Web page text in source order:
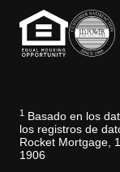
1
Basado en los
los registros de
Rocket Mortgage,
1906